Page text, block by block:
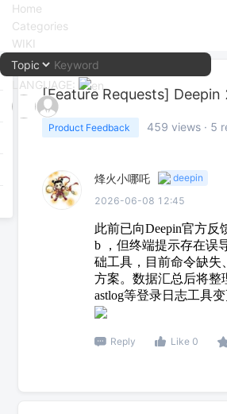
Home
Categories
WIKI
LANGUAGE:
中文
English
[Feature Requests] Deepin
Product Feedback 459 views · 5
烽火小哪吒
deepin
2026-06-08 12:45
此前已向Deepin官方反
b ，但终端提示存在误
础工具，目前命令缺失
方案。数据汇总后将整
astlog等登录日志工具
Reply Like 0